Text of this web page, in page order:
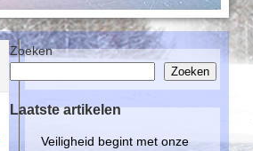
Zoeken
Zoeken
Laatste artikelen
Veiligheid begint met onze